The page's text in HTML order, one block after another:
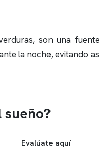
son una
la noche, evitando
Evalúate aquí